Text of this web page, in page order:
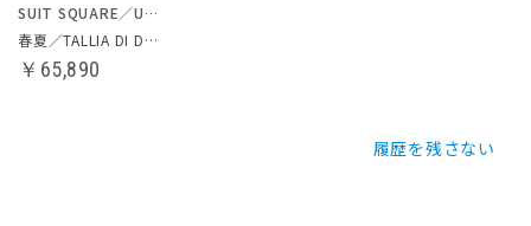
SUIT SQUARE／UNIVERSAL LANGUAGE
春夏／TALLIA DI DELFINO／スーツ
￥65,890
履歴を残さない